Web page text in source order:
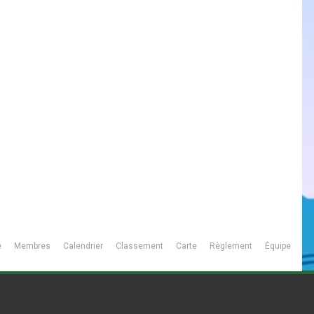
Membres Calendrier Classement Carte Règlement Équipe